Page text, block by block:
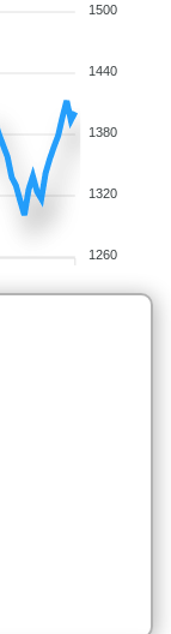
1500
1440
1380
1320
1260